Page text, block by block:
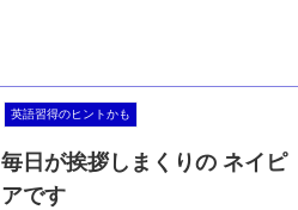
英語習得のヒントかも
毎日が挨拶しまくりの ネイピ
アです